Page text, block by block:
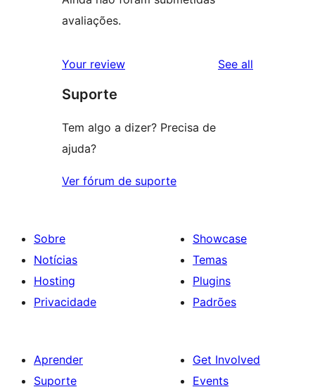
avaliações.
Your review See all
Suporte
Tem algo a dizer? Precisa de
ajuda?
Ver fórum de suporte
Sobre
Notícias
Hosting
Privacidade
Showcase
Temas
Plugins
Padrões
Aprender
Suporte
Get Involved
Events